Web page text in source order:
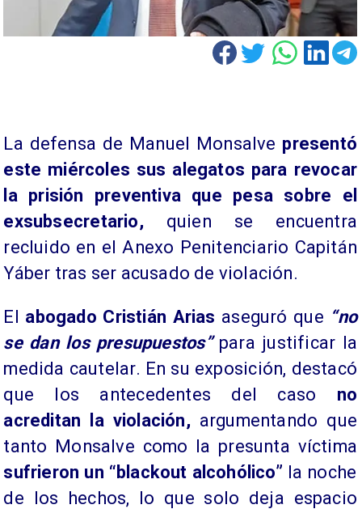
​La defensa de Manuel Monsalve presentó
este miércoles sus alegatos para revocar
la prisión preventiva que pesa sobre el
exsubsecretario, quien se encuentra
recluido en el Anexo Penitenciario Capitán
Yáber tras ser acusado de violación.
El abogado Cristián Arias aseguró que “no
se dan los presupuestos”para justificar la
medida cautelar. En su exposición, destacó
que los antecedentes del caso no
acreditan la violación, argumentando que
tanto Monsalve como la presunta víctima
sufrieron un “blackout alcohólico” la noche
de los hechos, lo que solo deja espacio